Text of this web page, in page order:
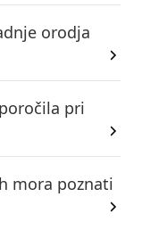
orodja
pri
mora poznati